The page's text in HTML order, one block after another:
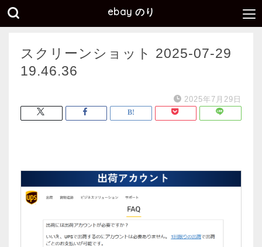
ebay のり
スクリーンショット 2025-07-29
19.46.36
2025年7月29日